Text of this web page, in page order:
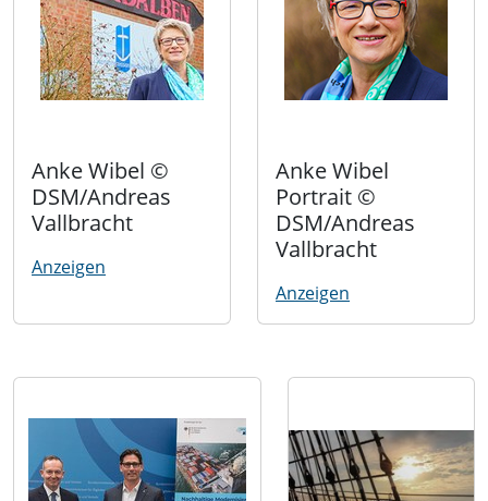
Anke Wibel ©
DSM/Andreas
Vallbracht
Anzeigen
Anke Wibel
Portrait ©
DSM/Andreas
Vallbracht
Anzeigen